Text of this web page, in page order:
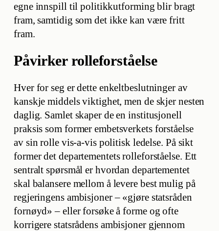
egne innspill til politikkutforming blir bragt
fram, samtidig som det ikke kan være fritt
fram.
Påvirker rolleforståelse
Hver for seg er dette enkeltbeslutninger av
kanskje middels viktighet, men de skjer nesten
daglig. Samlet skaper de en institusjonell
praksis som former embetsverkets forståelse
av sin rolle vis-a-vis politisk ledelse. På sikt
former det departementets rolleforståelse. Ett
sentralt spørsmål er hvordan departementet
skal balansere mellom å levere best mulig på
regjeringens ambisjoner – «gjøre statsråden
fornøyd» – eller forsøke å forme og ofte
korrigere statsrådens ambisjoner gjennom